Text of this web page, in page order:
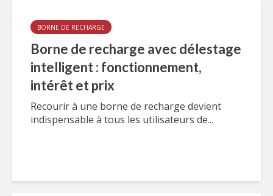
BORNE DE RECHARGE
Borne de recharge avec délestage
intelligent : fonctionnement,
intérêt et prix
Recourir à une borne de recharge devient
indispensable à tous les utilisateurs de...